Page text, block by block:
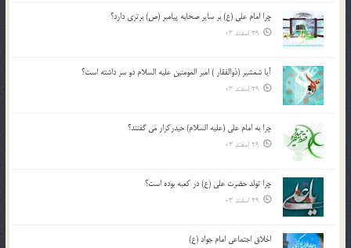
چرا امام علی (ع) بر سایر صحابه پیامبر (ص) برتری دارد؟
29 اسفند 03
آیا شمشیر (ذوالفقار ) امیر المومنین علیه السلام دو سر داشته است؟
29 اسفند 03
چرا به امام علی (علیه السلام) حیدرکرار می گفتند؟
29 اسفند 03
چرا تولد حضرت علی (ع) در کعبه بوده است؟
29 اسفند 03
اخلاق اجتماعی امام جواد (ع)